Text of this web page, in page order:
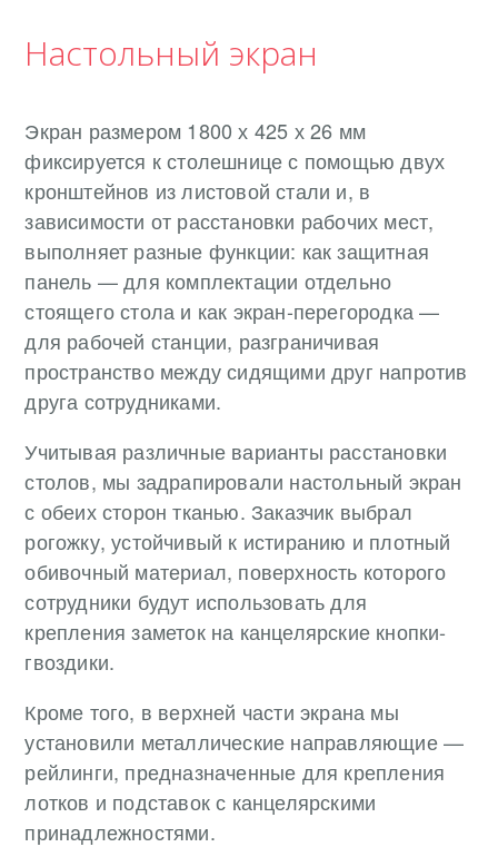
Настольный экран
Экран размером 1800 х 425 х 26 мм
фиксируется к столешнице с помощью двух
кронштейнов из листовой стали и, в
зависимости от расстановки рабочих мест,
выполняет разные функции: как защитная
панель — для комплектации отдельно
стоящего стола и как экран-перегородка —
для рабочей станции, разграничивая
пространство между сидящими друг напротив
друга сотрудниками.
Учитывая различные варианты расстановки
столов, мы задрапировали настольный экран
с обеих сторон тканью. Заказчик выбрал
рогожку, устойчивый к истиранию и плотный
обивочный материал, поверхность которого
сотрудники будут использовать для
крепления заметок на канцелярские кнопки-
гвоздики.
Кроме того, в верхней части экрана мы
установили металлические направляющие —
рейлинги, предназначенные для крепления
лотков и подставок с канцелярскими
принадлежностями.